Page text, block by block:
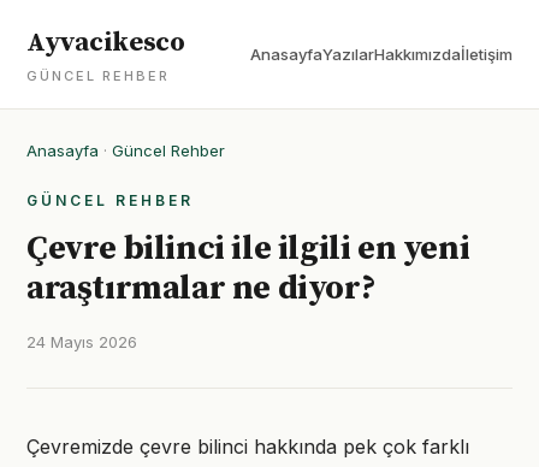
Ayvacikesco
GÜNCEL REHBER
AnasayfaYazılarHakkımızdaİletişim
Anasayfa · Güncel Rehber
GÜNCEL REHBER
Çevre bilinci ile ilgili en yeni
araştırmalar ne diyor?
24 Mayıs 2026
Çevremizde çevre bilinci hakkında pek çok farklı